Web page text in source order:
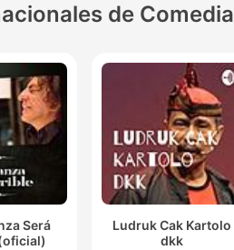
de Comedia
Será
Ludruk Cak Kartolo
dkk